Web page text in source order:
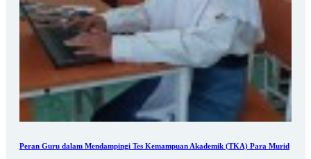
Peran Guru dalam Mendampingi Tes Kemampuan Akademik (TKA) Para Murid